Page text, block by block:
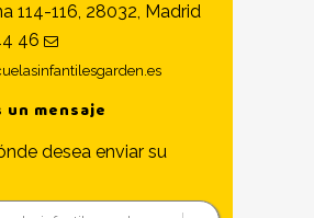
114-116, 28032, Madrid
46
un mensaje
desea enviar su